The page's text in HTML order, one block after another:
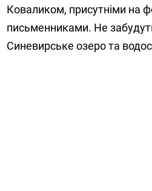
Коваликом, присутніми на
письменниками. Не
Синевирське озеро та